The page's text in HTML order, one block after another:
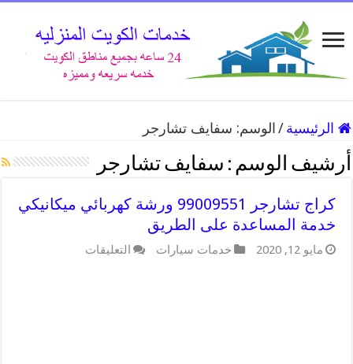
الرئيسية / الوسم: سفايف تشارجر
أرشيف الوسم : سفايف تشارجر
كراج تشارجر 99009551 ورشة كهربائي ميكانيكي
خدمة المساعدة على الطريق
مايو 12, 2020 خدمات سيارات التعليقات